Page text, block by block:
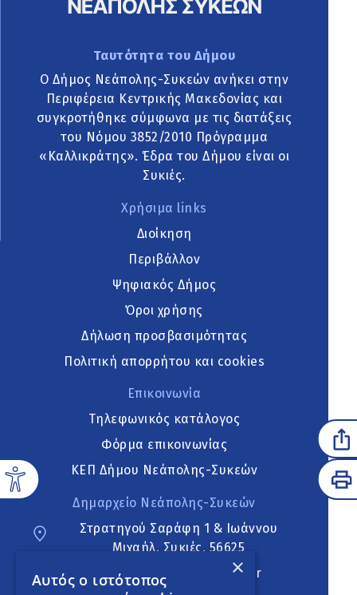
Ταυτότητα του Δήμου
Ο Δήμος Νεάπολης-Συκεών ανήκει στην
Περιφέρεια Κεντρικής Μακεδονίας και
συγκροτήθηκε σύμφωνα με τις διατάξεις
του Νόμου 3852/2010 Πρόγραμμα
«Καλλικράτης». Έδρα του Δήμου είναι οι
Συκιές.
Χρήσιμα links
Διοίκηση
Περιβάλλον
Ψηφιακός Δήμος
Όροι χρήσης
Δήλωση προσβασιμότητας
Πολιτική απορρήτου και cookies
Επικοινωνία
Τηλεφωνικός κατάλογος
Φόρμα επικοινωνίας
ΚΕΠ Δήμου Νεάπολης-Συκεών
Δημαρχείο Νεάπολης-Συκεών
Στρατηγού Σαράφη 1 & Ιωάννου
Μιχαήλ, Συκιές, 56625
neapoli.sykies@ddt.gov.gr
×
Αυτός ο ιστότοπος